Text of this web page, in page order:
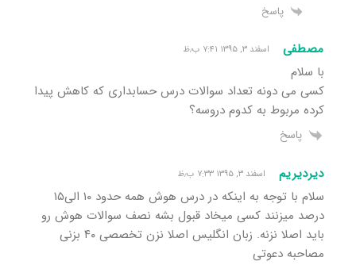
پاسخ
مصطفی اسفند ۳, ۱۳۹۵ ۷:۴۱ ب٫ظ
با سلام
کسی می دونه تعداد سوالات درس حسابداری که کاهش پیدا
کرده مربوط به کدوم دروسه؟
پاسخ
دیردیریم اسفند ۳, ۱۳۹۵ ۷:۳۳ ب٫ظ
سلام با توجه به اینکه در درس هوش همه حدود ۱۰ الی۱۵
درصد میزنند کسی میخاد قبول بشه نصف سوالات هوش رو
باید اصلا نزنه. زبان انگلیس اصلا نزن تخصصی ۴۰ بزنی
مصاحبه دعوتی